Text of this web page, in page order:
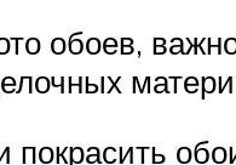
обоев,